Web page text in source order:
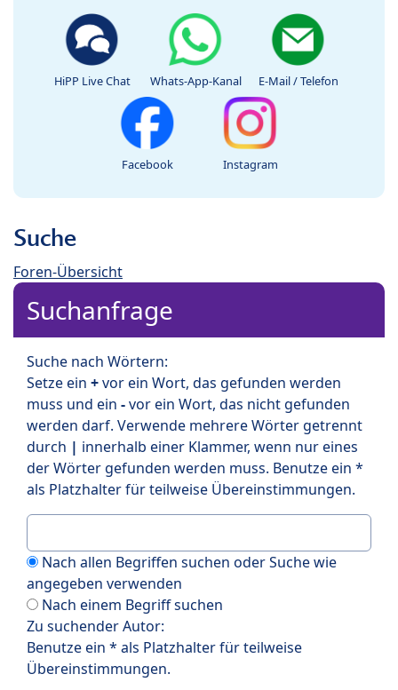
HiPP Live Chat Whats-App-Kanal E-Mail / Telefon
Facebook Instagram
Suche
Foren-Übersicht
Suchanfrage
Suche nach Wörtern:
Setze ein +vor ein Wort, das gefunden werden
muss und ein -vor ein Wort, das nicht gefunden
werden darf. Verwende mehrere Wörter getrennt
durch | innerhalb einer Klammer, wenn nur eines
der Wörter gefunden werden muss. Benutze ein *
als Platzhalter für teilweise Übereinstimmungen.
Nach allen Begriffen suchen oder Suche wie
angegeben verwenden
Nach einem Begriff suchen
Zu suchender Autor:
Benutze ein * als Platzhalter für teilweise
Übereinstimmungen.